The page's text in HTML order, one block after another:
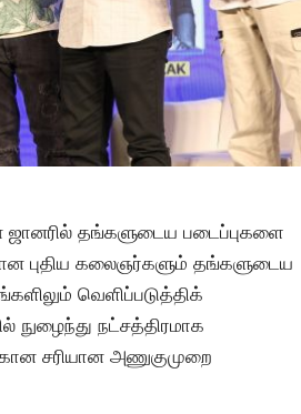
ஜானரில் தங்களுடைய படைப்புகளை
புதிய கலைஞர்களும் தங்களுடைய
வெளிப்படுத்திக்
நுழைந்து நட்சத்திரமாக
சரியான அணுகுமுறை